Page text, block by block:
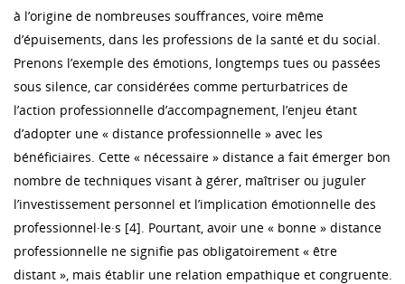
à l’origine de nombreuses souffrances, voire même
d’épuisements, dans les professions de la santé et du social.
Prenons l’exemple des émotions, longtemps tues ou passées
sous silence, car considérées comme perturbatrices de
l’action professionnelle d’accompagnement, l’enjeu étant
d’adopter une « distance professionnelle » avec les
bénéficiaires. Cette « nécessaire » distance a fait émerger bon
nombre de techniques visant à gérer, maîtriser ou juguler
l’investissement personnel et l’implication émotionnelle des
professionnel·le·s [4]. Pourtant, avoir une « bonne » distance
professionnelle ne signifie pas obligatoirement « être
distant », mais établir une relation empathique et congruente.